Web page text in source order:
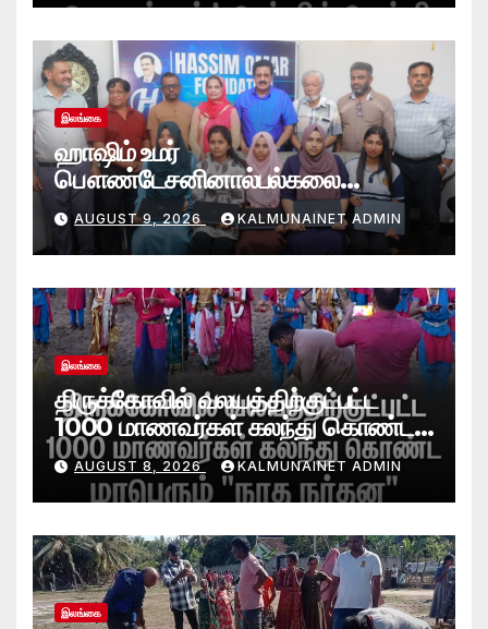
இலங்கை
ஹாஷிம் உமர்
பௌண்டேசனினால்பல்கலை
மாணவர்களுக்குமடி கணனி
அன்பளிப்பு.!
AUGUST 9, 2026 KALMUNAINET ADMIN
இலங்கை
திருக்கோவில் வலயத்திற்குட்பட்ட
1000 மாணவர்கள் கலந்து கொண்ட
“நாத நர்தன” கலை நிகழ்வு.
AUGUST 8, 2026 KALMUNAINET ADMIN
இலங்கை